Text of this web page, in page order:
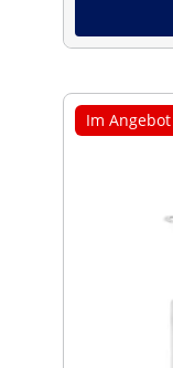
Im Angebot